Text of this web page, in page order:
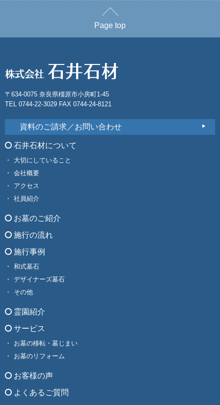
Page top
〒634-0075 奈良県橿原市小房町1-45
TEL 0744-22-3029 FAX 0744-24-8121
資料のご請求／お問い合わせ
石井石材について
大切にしていること
会社概要
アクセス
社員紹介
お墓のご紹介
施行の流れ
施行事例
和式墓石
デザイナーズ墓石
その他
霊園紹介
サービス
お墓の移転・墓じまい
お墓のリフォーム
お客様の声
よくあるご質問